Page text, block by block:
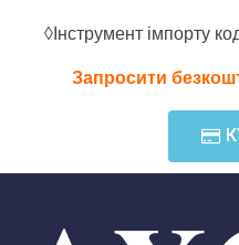
◊Інструмент імпорту
Запросити